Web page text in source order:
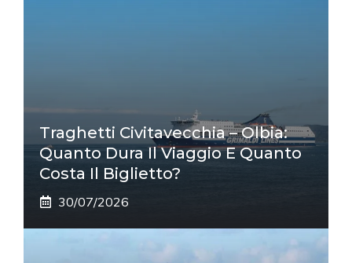
Traghetti Civitavecchia – Olbia:
Quanto Dura Il Viaggio E Quanto
Costa Il Biglietto?
30/07/2026